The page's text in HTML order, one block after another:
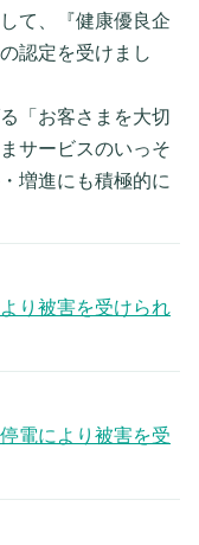
て、『健康優良企
認定を受けまし
「お客さまを大切
サービスのいっそ
増進にも積極的に
り被害を受けられ
電により被害を受